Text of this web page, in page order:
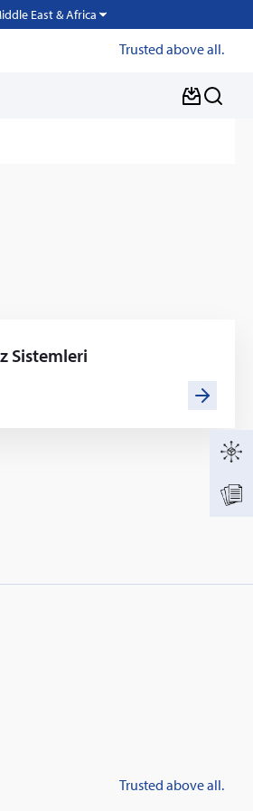
East & Africa
Trusted above all.
Sistemleri
Trusted above all.